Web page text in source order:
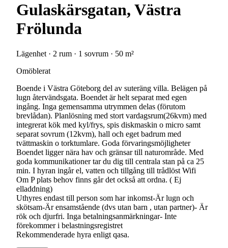
Gulaskärsgatan, Västra
Frölunda
Lägenhet · 2 rum · 1 sovrum · 50 m²
Omöblerat
Boende i Västra Göteborg del av suteräng villa. Belägen på
lugn återvändsgata. Boendet är helt separat med egen
ingång. Inga gemensamma utrymmen delas (förutom
brevlådan). Planlösning med stort vardagsrum(26kvm) med
integrerat kök med kyl/frys, spis diskmaskin o micro samt
separat sovrum (12kvm), hall och eget badrum med
tvättmaskin o torktumlare. Goda förvaringsmöjligheter
Boendet ligger nära hav och gränsar till naturområde. Med
goda kommunikationer tar du dig till centrala stan på ca 25
min. I hyran ingår el, vatten och tillgång till trådlöst Wifi
Om P plats behov finns går det också att ordna. ( Ej
elladdning)
Uthyres endast till person som har inkomst-Är lugn och
skötsam-Är ensamstående (dvs utan barn , utan partner)- Är
rök och djurfri. Inga betalningsanmärkningar- Inte
förekommer i belastningsregistret
Rekommenderade hyra enligt qasa.